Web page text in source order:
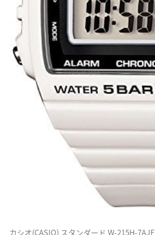
カシオ(CASIO) スタンダード W-215H-7AJF